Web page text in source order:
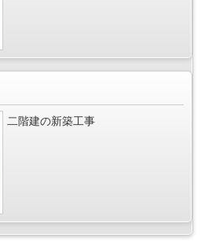
二階建の新築工事